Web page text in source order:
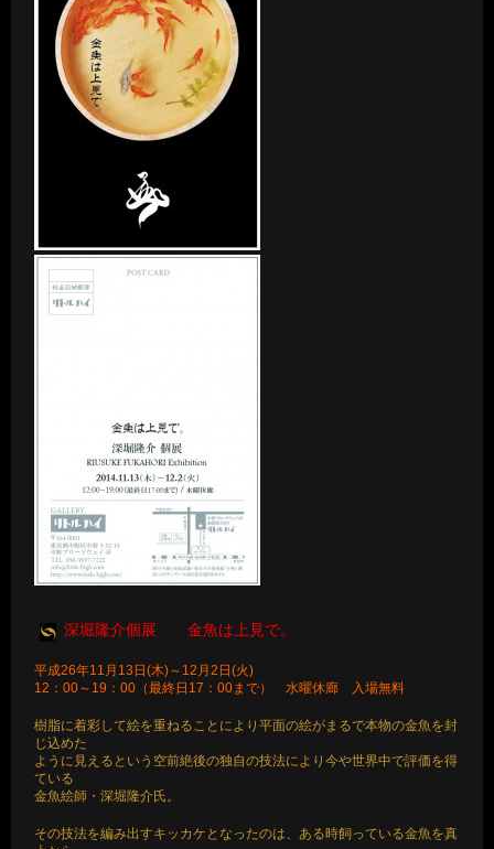
深堀隆介個展 金魚は上見で。
平成26年11月13日(木)～12月2日(火)
12：00～19：00（最終日17：00まで） 水曜休廊 入場無料
樹脂に着彩して絵を重ねることにより平面の絵がまるで本物の金魚を封
じ込めた
ように見えるという空前絶後の独自の技法により今や世界中で評価を得
ている
金魚絵師・深堀隆介氏。
その技法を編み出すキッカケとなったのは、ある時飼っている金魚を真